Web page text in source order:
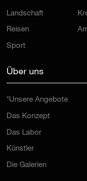
Landschaft
Reisen
Sport
Über uns
*Unsere Angebote
Das Konzept
Das Labor
Künstler
Die Galerien